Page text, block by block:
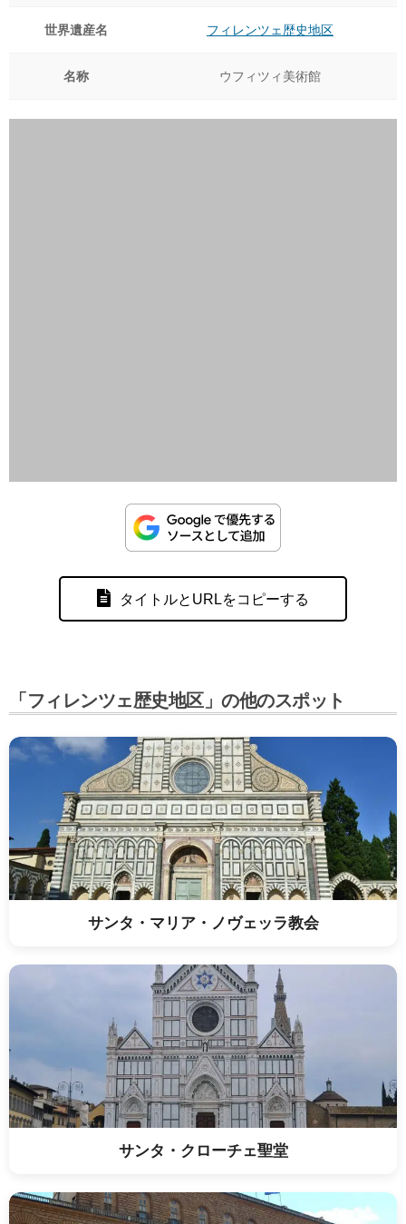
世界遺産名 フィレンツェ歴史地区
名称 ウフィツィ美術館
タイトルとURLをコピーする
「フィレンツェ歴史地区」の他のスポット
サンタ・マリア・ノヴェッラ教会
サンタ・クローチェ聖堂